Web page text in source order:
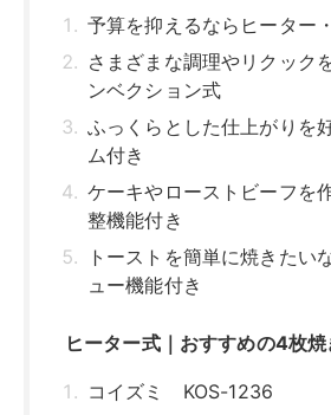
予算を抑えるならヒーター
さまざまな調理やリクック
ンベクション式
ふっくらとした仕上がりを
ム付き
ケーキやローストビーフを
整機能付き
トーストを簡単に焼きたい
ュー機能付き
ヒーター式｜おすすめの4枚
コイズミ KOS-1236